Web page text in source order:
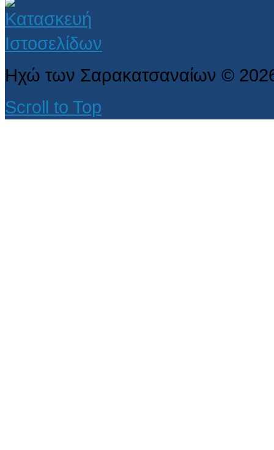
Ηχώ των Σαρακατσαναίων ©
Scroll to Top